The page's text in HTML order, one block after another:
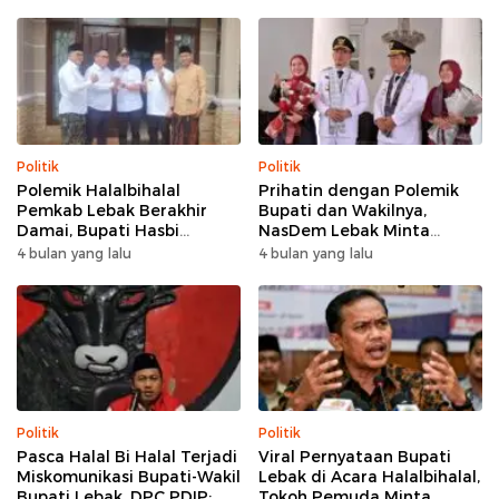
Politik
Polemik Halalbihalal
Pemkab Lebak Berakhir
Damai, Bupati Hasbi
Sambangi Kediaman
4 bulan yang lalu
Politik
Prihatin dengan Polemik
Bupati dan Wakilnya,
NasDem Lebak Minta
Saling Introspeksi
4 bulan yang lalu
Politik
Pasca Halal Bi Halal Terjadi
Miskomunikasi Bupati-Wakil
Politik
Viral Pernyataan Bupati
Lebak di Acara Halalbihalal,